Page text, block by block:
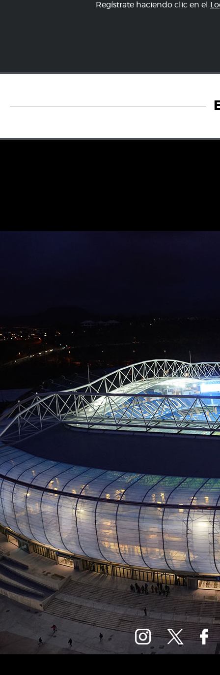
Regístrate haciendo clic en el